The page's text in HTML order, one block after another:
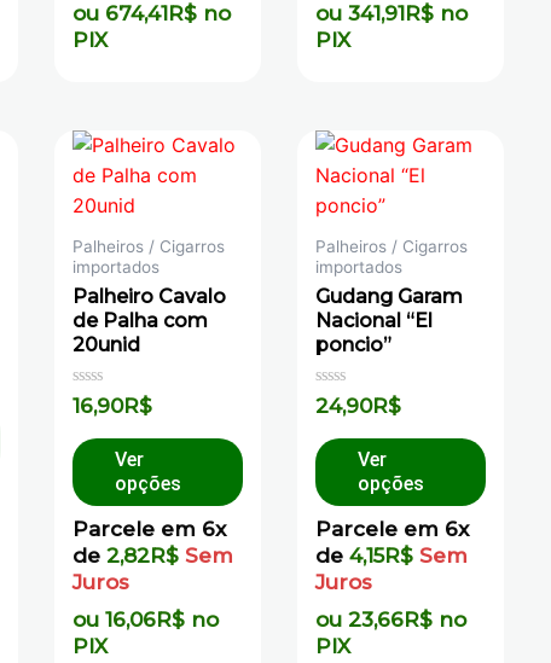
ou 674,41R$ no
PIX
ou 341,91R$ no
PIX
Palheiros / Cigarros
importados
Palheiro Cavalo
de Palha com
20unid
Avaliação
0
5
16,90R$
Ver
opções
Parcele em 6x
de 2,82R$ Sem
Juros
ou 16,06R$ no
PIX
Palheiros / Cigarros
importados
Gudang Garam
Nacional “El
poncio”
Avaliação
0
5
24,90R$
Ver
opções
Parcele em 6x
de 4,15R$ Sem
Juros
ou 23,66R$ no
PIX